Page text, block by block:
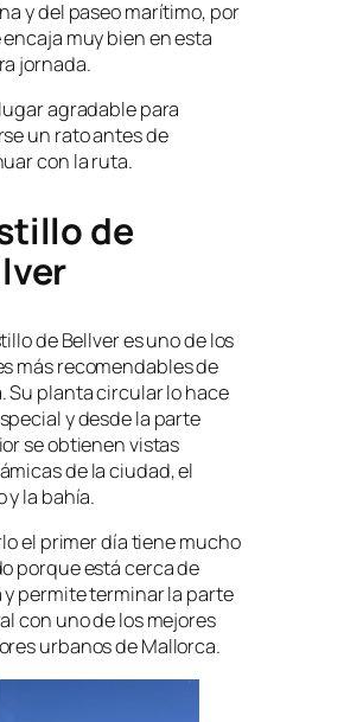
y del paseo marítimo, por
encaja muy bien en esta
jornada.
agradable para
un rato antes de
con la ruta.
de
de Bellver es uno de los
más recomendables de
Su planta circular lo hace
y desde la parte
se obtienen vistas
de la ciudad, el
y la bahía.
el primer día tiene mucho
porque está cerca de
y permite terminar la parte
con uno de los mejores
urbanos de Mallorca.